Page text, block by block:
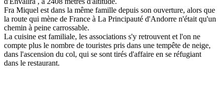
Fra Miquel est dans la même famille depuis son ouverture, alors que
la route qui mène de France à La Principauté d'Andorre n'était qu'un
chemin à peine carrossable.
La cuisine est familiale, les associations s'y retrouvent et l'on ne
compte plus le nombre de touristes pris dans une tempête de neige,
dans l'ascension du col, qui se sont tirés d'affaire en se réfugiant
dans le restaurant.